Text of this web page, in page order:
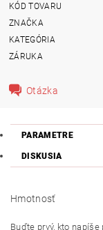
KÓD TOVARU
ZNAČKA
KATEGÓRIA
ZÁRUKA
Otázka
PARAMETRE
DISKUSIA
Hmotnosť
Buďte prvý, kto